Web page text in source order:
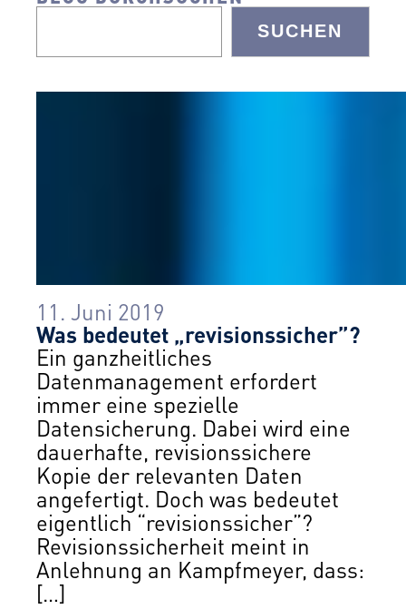
SUCHEN
11. Juni 2019
Was bedeutet „revisionssicher”?
Ein ganzheitliches
Datenmanagement erfordert
immer eine spezielle
Datensicherung. Dabei wird eine
dauerhafte, revisionssichere
Kopie der relevanten Daten
angefertigt. Doch was bedeutet
eigentlich “revisionssicher”?
Revisionssicherheit meint in
Anlehnung an Kampfmeyer, dass:
[…]